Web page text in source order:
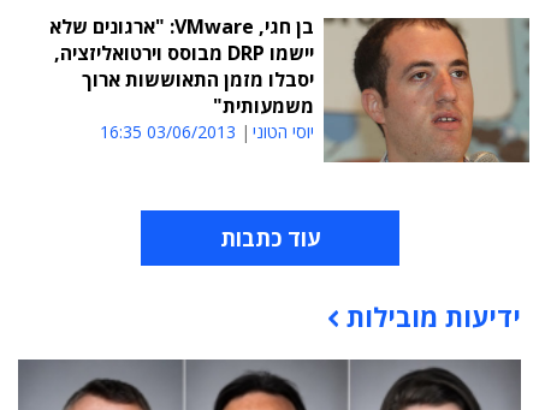
בן חגי, VMware: "ארגונים שלא
יישמו DRP מבוסס וירטואליזציה,
יסבלו מזמן התאוששות ארוך
משמעותית"
יוסי הטוני 03/06/2013 16:35
עוד כתבות
תוכן פרסומי
ידיעות מובילות